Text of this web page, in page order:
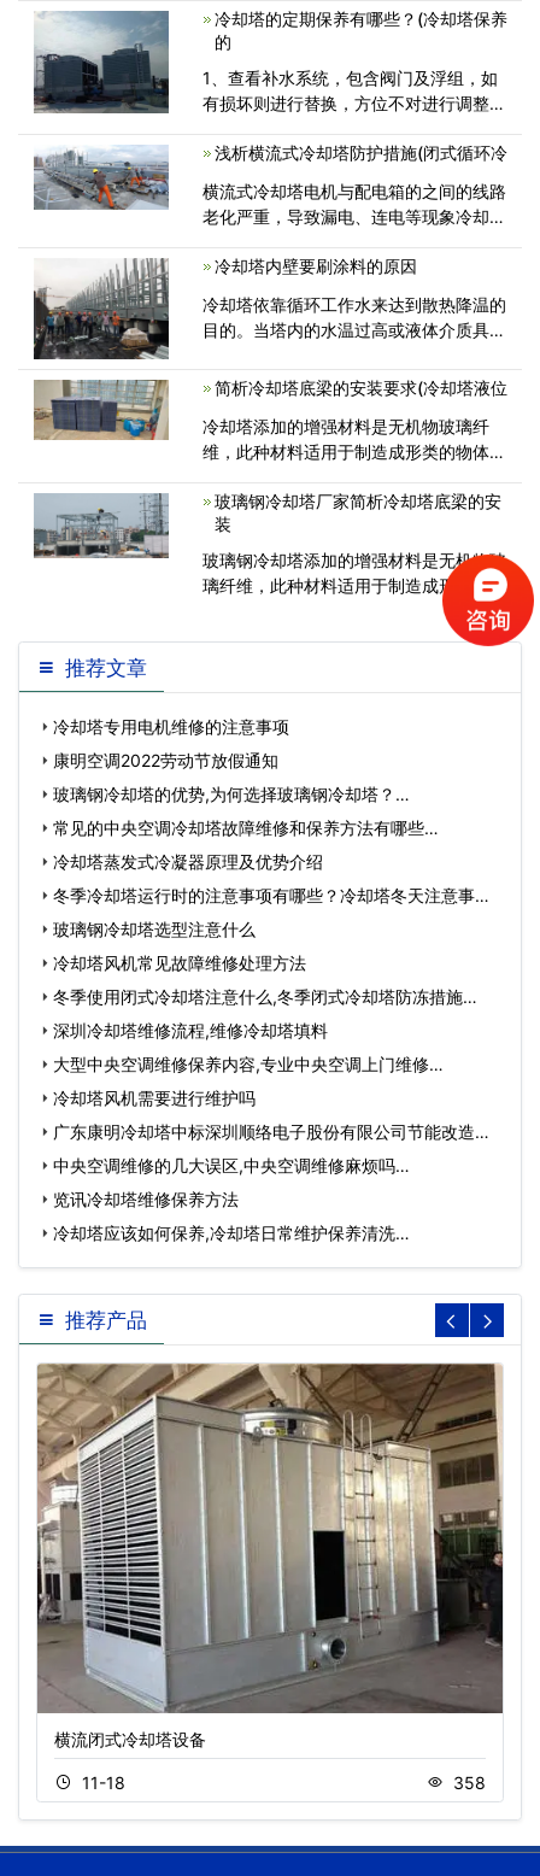
的备件。 这些零件也可用于替换其他冷
却塔。 提供最优惠的价格和快速的交<
冷却塔的定期保养有哪些？(冷却塔保养
的
1、查看补水系统，包含阀门及浮组，如
有损坏则进行替换，方位不对进行调整。
量，风机轮壳外观是否腐蚀及脆化。3、
查看及批改传动部件不妥噪音及反常轰
动，若<
浅析横流式冷却塔防护措施(闭式循环冷
横流式冷却塔电机与配电箱的之间的线路
老化严重，导致漏电、连电等现象冷却塔
候所产生的火花导致着火。 由于横流式
冷却塔长期没有运转，导致冷却塔<
冷却塔内壁要刷涂料的原因
冷却塔依靠循环工作水来达到散热降温的
目的。当塔内的水温过高或液体介质具有
塔内壁涂料，以防止高温腐蚀和化学腐
简析冷却塔底梁的安装要求(冷却塔液位
冷却塔添加的增强材料是无机物玻璃纤
维，此种材料适用于制造成形类的物体，
玻璃钢冷却塔厂家简析冷却塔底梁的安
装
玻璃钢冷却塔添加的增强材料是无机物玻
璃纤维，此种材料适用于制造成形类的物
体，在玻璃钢冷却塔制造工艺当中，常
推荐文章
冷却塔专用电机维修的注意事项
康明空调2022劳动节放假通知
玻璃钢冷却塔的优势,为何选择玻璃钢冷却塔？…
常见的中央空调冷却塔故障维修和保养方法有哪些…
冷却塔蒸发式冷凝器原理及优势介绍
冬季冷却塔运行时的注意事项有哪些？冷却塔冬天注意事
项…玻璃钢冷却塔选型注意什么
冷却塔风机常见故障维修处理方法
冬季使用闭式冷却塔注意什么,冬季闭式冷却塔防冻措施…
深圳冷却塔维修流程,维修冷却塔填料
大型中央空调维修保养内容,专业中央空调上门维修…
冷却塔风机需要进行维护吗
广东康明冷却塔中标深圳顺络电子股份有限公司节能改造工
程…中央空调维修的几大误区,中央空调维修麻烦吗…
览讯冷却塔维修保养方法
冷却塔应该如何保养,冷却塔日常维护保养清洗…
推荐产品
横流闭式冷却塔设备
11-18 358